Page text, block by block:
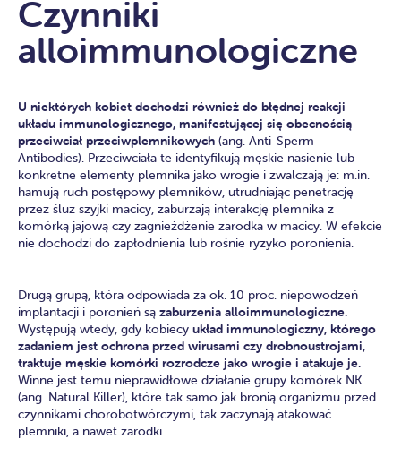
Czynniki
alloimmunologiczne
U niektórych kobiet dochodzi również do błędnej reakcji
układu immunologicznego, manifestującej się obecnością
przeciwciał przeciwplemnikowych (ang. Anti-Sperm
Antibodies). Przeciwciała te identyfikują męskie nasienie lub
konkretne elementy plemnika jako wrogie i zwalczają je: m.in.
hamują ruch postępowy plemników, utrudniając penetrację
przez śluz szyjki macicy, zaburzają interakcję plemnika z
komórką jajową czy zagnieżdżenie zarodka w macicy. W efekcie
nie dochodzi do zapłodnienia lub rośnie ryzyko poronienia.
Drugą grupą, która odpowiada za ok. 10 proc. niepowodzeń
implantacji i poronień są zaburzenia alloimmunologiczne.
Występują wtedy, gdy kobiecy układ immunologiczny, którego
zadaniem jest ochrona przed wirusami czy drobnoustrojami,
traktuje męskie komórki rozrodcze jako wrogie i atakuje je.
Winne jest temu nieprawidłowe działanie grupy komórek NK
(ang. Natural Killer), które tak samo jak bronią organizmu przed
czynnikami chorobotwórczymi, tak zaczynają atakować
plemniki, a nawet zarodki.